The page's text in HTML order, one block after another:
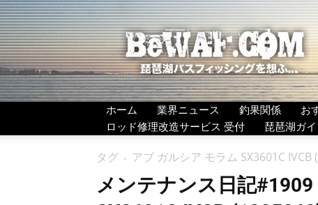
BeWAF
(ビ
ワ
エ
フ）
ホーム 業界ニュース 釣果関係 お
ロッド修理改造サービス 受付
琵琶湖ガ
タグ アブ ガルシア モラム SX3601C
メンテナンス日記